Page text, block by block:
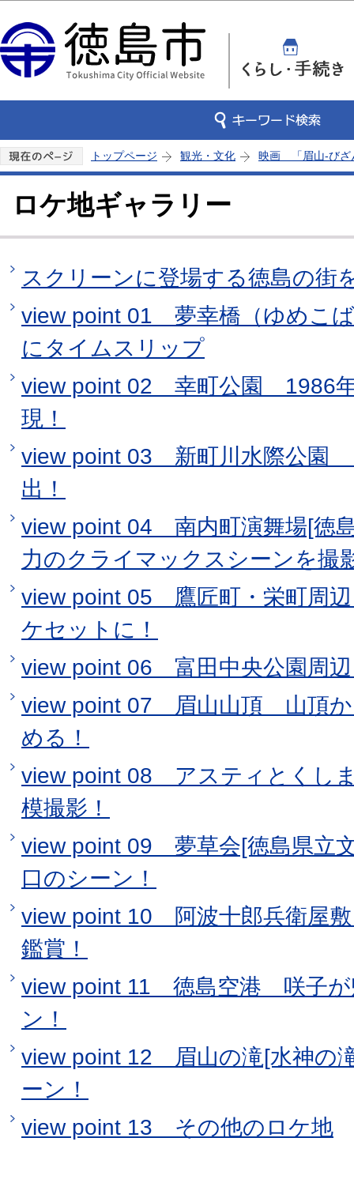
トップページ 観光・文化 映画 「眉山-び
ロケ地ギャラリー
スクリーンに登場する徳島の街
view point 01 夢幸橋（ゆめこ
にタイムスリップ
view point 02 幸町公園 1986
現！
view point 03 新町川水際公園
出！
view point 04 南内町演舞場[徳
力のクライマックスシーンを撮
view point 05 鷹匠町・栄町周
ケセットに！
view point 06 富田中央公園周
view point 07 眉山山頂 山頂か
める！
view point 08 アスティとくし
模撮影！
view point 09 夢草会[徳島県立
口のシーン！
view point 10 阿波十郎兵衛屋
鑑賞！
view point 11 徳島空港 咲子が
ン！
view point 12 眉山の滝[水神の
ーン！
view point 13 その他のロケ地